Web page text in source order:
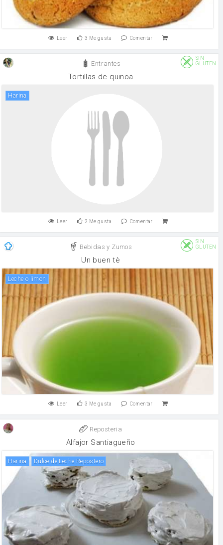
Leer 3 Me gusta Comentar
Entrantes
SIN
GLUTEN
Tortillas de quinoa
harina
Leer 2 Me gusta Comentar
Bebidas y Zumos
SIN
GLUTEN
Un buen tè
leche o limon
Leer 3 Me gusta Comentar
Reposteria
Alfajor Santiagueño
harina Dulce de Leche Repostero